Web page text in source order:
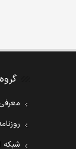
شبکه